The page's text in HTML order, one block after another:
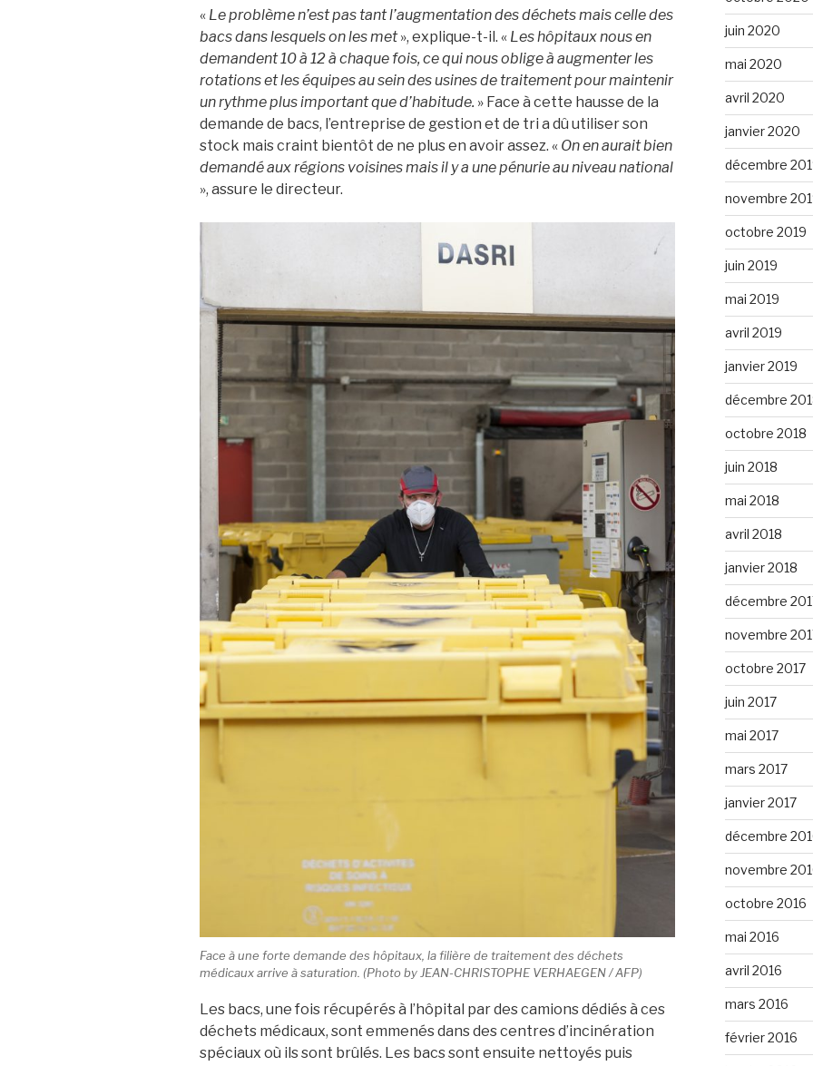
« Le problème n’est pas tant l’augmentation des déchets mais celle des
bacs dans lesquels on les met», explique-t-il. « Les hôpitaux nous en
demandent 10 à 12 à chaque fois, ce qui nous oblige à augmenter les
rotations et les équipes au sein des usines de traitement pour maintenir
un rythme plus important que d’habitude. » Face à cette hausse de la
demande de bacs, l’entreprise de gestion et de tri a dû utiliser son
stock mais craint bientôt de ne plus en avoir assez. « On en aurait bien
demandé aux régions voisines mais il y a une pénurie au niveau national
», assure le directeur.
Face à une forte demande des hôpitaux, la filière de traitement des déchets
médicaux arrive à saturation. (Photo by JEAN-CHRISTOPHE VERHAEGEN / AFP)
Les bacs, une fois récupérés à l’hôpital par des camions dédiés à ces
déchets médicaux, sont emmenés dans des centres d’incinération
spéciaux où ils sont brûlés. Les bacs sont ensuite nettoyés puis
juin 2020
mai 2020
avril 2020
janvier 2020
décembre
novembre
octobre 2019
juin 2019
mai 2019
avril 2019
janvier 2019
décembre
octobre 2018
juin 2018
mai 2018
avril 2018
janvier 2018
décembre
novembre
octobre 2017
juin 2017
mai 2017
mars 2017
janvier 2017
décembre
novembre
octobre 2016
mai 2016
avril 2016
mars 2016
février 2016